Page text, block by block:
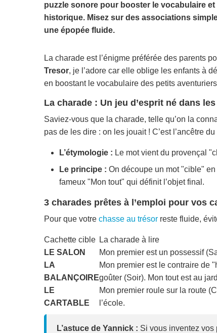
puzzle sonore pour booster le vocabulaire
historique. Misez sur des associations
une épopée fluide.
La charade est l’énigme préférée des parents
Tresor, je l’adore car elle oblige les enfants à
en boostant le vocabulaire des petits
La charade : Un jeu d’esprit né dans
Saviez-vous que la charade, telle qu’on la
pas de les dire : on les jouait ! C’est l’ancêtre
L’étymologie : Le mot vient du provençal
Le principe : On découpe un mot "cible"
fameux "Mon tout" qui définit l’objet final.
3 charades prêtes à l’emploi pour vos
Pour que votre chasse au trésor reste fluide,
Cachette cible La charade à lire
LE SALON
Mon premier est un possessif
LA
BALANÇOIRE
Mon premier est le contraire de
goûter (Soir). Mon tout est au
LE
CARTABLE
Mon premier roule sur la route
l’école.
L’astuce de Yannick : Si vous inventez vos